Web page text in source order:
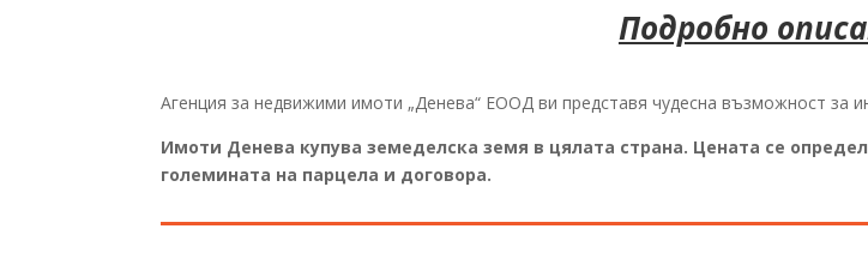
Подробно
Агенция за недвижими имоти „Денева“ ЕООД ви представя чудесна възможност за
Имоти Денева купува земеделска земя в цялата страна. Цената се
големината на парцела и договора.